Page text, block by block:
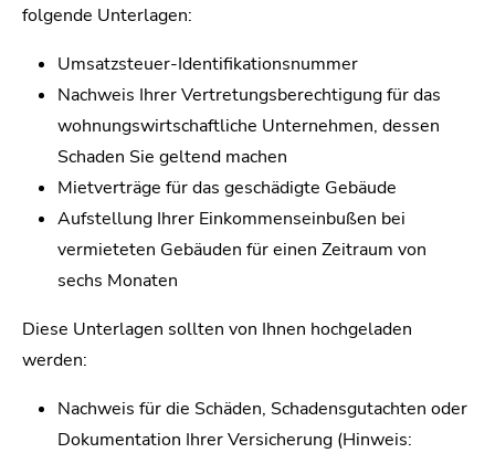
folgende Unterlagen:
Umsatzsteuer-Identifikationsnummer
Nachweis Ihrer Vertretungsberechtigung für das
wohnungswirtschaftliche Unternehmen, dessen
Schaden Sie geltend machen
Mietverträge für das geschädigte Gebäude
Aufstellung Ihrer Einkommenseinbußen bei
vermieteten Gebäuden für einen Zeitraum von
sechs Monaten
Diese Unterlagen sollten von Ihnen hochgeladen
werden:
Nachweis für die Schäden, Schadensgutachten oder
Dokumentation Ihrer Versicherung (Hinweis: